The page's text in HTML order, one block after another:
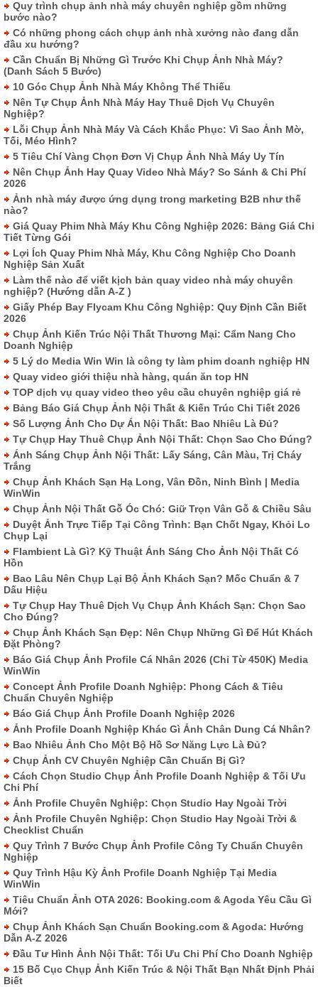
Quy trình chụp ảnh nhà máy chuyên nghiệp gồm những
bước nào?
Có những phong cách chụp ảnh nhà xưởng nào đang dẫn
đầu xu hướng?
Cần Chuẩn Bị Những Gì Trước Khi Chụp Ảnh Nhà Máy?
(Danh Sách 5 Bước)
10 Góc Chụp Ảnh Nhà Máy Không Thể Thiếu
Nên Tự Chụp Ảnh Nhà Máy Hay Thuê Dịch Vụ Chuyên
Nghiệp?
Lỗi Chụp Ảnh Nhà Máy Và Cách Khắc Phục: Vì Sao Ảnh Mờ,
Tối, Méo Hình?
5 Tiêu Chí Vàng Chọn Đơn Vị Chụp Ảnh Nhà Máy Uy Tín
Nên Chụp Ảnh Hay Quay Video Nhà Máy? So Sánh & Chi Phí
2026
Ảnh nhà máy được ứng dụng trong marketing B2B như thế
nào?
Giá Quay Phim Nhà Máy Khu Công Nghiệp 2026: Bảng Giá Chi
Tiết Từng Gói
Lợi Ích Quay Phim Nhà Máy, Khu Công Nghiệp Cho Doanh
Nghiệp Sản Xuất
Làm thế nào để viết kịch bản quay video nhà máy chuyên
nghiệp? (Hướng dẫn A-Z )
Giấy Phép Bay Flycam Khu Công Nghiệp: Quy Định Cần Biết
2026
Chụp Ảnh Kiến Trúc Nội Thất Thương Mại: Cẩm Nang Cho
Doanh Nghiệp
5 Lý do Media Win Win là công ty làm phim doanh nghiệp HN
Quay video giới thiệu nhà hàng, quán ăn top HN
TOP dịch vụ quay video theo yêu cầu chuyên nghiệp giá rẻ
Bảng Báo Giá Chụp Ảnh Nội Thất & Kiến Trúc Chi Tiết 2026
Số Lượng Ảnh Cho Dự Án Nội Thất: Bao Nhiêu Là Đủ?
Tự Chụp Hay Thuê Chụp Ảnh Nội Thất: Chọn Sao Cho Đúng?
Ánh Sáng Chụp Ảnh Nội Thất: Lấy Sáng, Cân Màu, Trị Cháy
Trắng
Chụp Ảnh Khách Sạn Hạ Long, Vân Đồn, Ninh Bình | Media
WinWin
Chụp Ảnh Nội Thất Gỗ Óc Chó: Giữ Trọn Vân Gỗ & Chiều Sâu
Duyệt Ảnh Trực Tiếp Tại Công Trình: Bạn Chốt Ngay, Khỏi Lo
Chụp Lại
Flambient Là Gì? Kỹ Thuật Ánh Sáng Cho Ảnh Nội Thất Có
Hồn
Bao Lâu Nên Chụp Lại Bộ Ảnh Khách Sạn? Mốc Chuẩn & 7
Dấu Hiệu
Tự Chụp Hay Thuê Dịch Vụ Chụp Ảnh Khách Sạn: Chọn Sao
Cho Đúng?
Chụp Ảnh Khách Sạn Đẹp: Nên Chụp Những Gì Để Hút Khách
Đặt Phòng?
Báo Giá Chụp Ảnh Profile Cá Nhân 2026 (Chỉ Từ 450K) Media
WinWin
Concept Ảnh Profile Doanh Nghiệp: Phong Cách & Tiêu
Chuẩn Chuyên Nghiệp
Báo Giá Chụp Ảnh Profile Doanh Nghiệp 2026
Ảnh Profile Doanh Nghiệp Khác Gì Ảnh Chân Dung Cá Nhân?
Bao Nhiêu Ảnh Cho Một Bộ Hồ Sơ Năng Lực Là Đủ?
Chụp Ảnh CV Chuyên Nghiệp Cần Chuẩn Bị Gì?
Cách Chọn Studio Chụp Ảnh Profile Doanh Nghiệp & Tối Ưu
Chi Phí
Ảnh Profile Chuyên Nghiệp: Chọn Studio Hay Ngoài Trời
Ảnh Profile Chuyên Nghiệp: Chọn Studio Hay Ngoài Trời &
Checklist Chuẩn
Quy Trình 7 Bước Chụp Ảnh Profile Công Ty Chuẩn Chuyên
Nghiệp
Quy Trình Hậu Kỳ Ảnh Profile Doanh Nghiệp Tại Media
WinWin
Tiêu Chuẩn Ảnh OTA 2026: Booking.com & Agoda Yêu Cầu Gì
Mới?
Chụp Ảnh Khách Sạn Chuẩn Booking.com & Agoda: Hướng
Dẫn A-Z 2026
Đầu Tư Hình Ảnh Nội Thất: Tối Ưu Chi Phí Cho Doanh Nghiệp
15 Bố Cục Chụp Ảnh Kiến Trúc & Nội Thất Bạn Nhất Định Phải
Biết